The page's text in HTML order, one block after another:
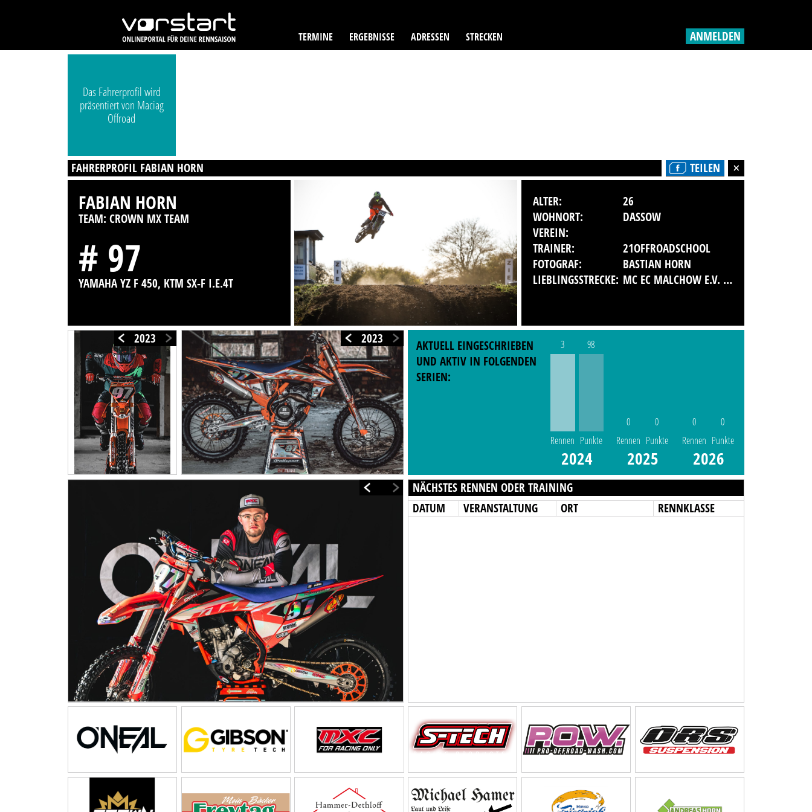
TERMINE ERGEBNISSE ADRESSEN STRECKEN ANMELDEN
Das Fahrerprofil wird
präsentiert von Maciag
Offroad
FAHRERPROFIL FABIAN HORN TEILEN
FABIAN HORN
TEAM: CROWN MX TEAM
# 97
YAMAHA YZ F 450, KTM SX-F I.E.4T
ALTER:
26
WOHNORT:
DASSOW
VEREIN:
TRAINER:
21OFFROADSCHOOL
FOTOGRAF:
BASTIAN HORN
LIEBLINGSSTRECKE:
MC EC MALCHOW E.V. IM ADMV
2023 2023
AKTUELL EINGESCHRIEBEN
UND AKTIV IN FOLGENDEN
SERIEN:
3
Rennen
98
Punkte
2024
0
Rennen
0
Punkte
2025
0
Rennen
0
Punkte
2026
NÄCHSTES RENNEN ODER TRAINING
DATUM
VERANSTALTUNG ORT RENNKLASSE